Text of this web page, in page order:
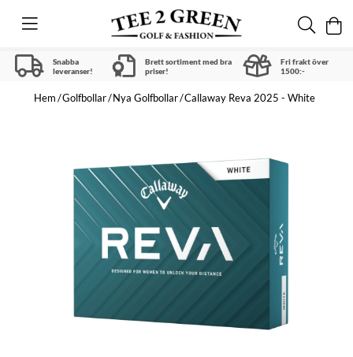
Snabba
leveranser!
Brett sortiment med bra
priser!
Fri frakt över
1500:-
Hem Golfbollar Nya Golfbollar Callaway Reva 2025 - White